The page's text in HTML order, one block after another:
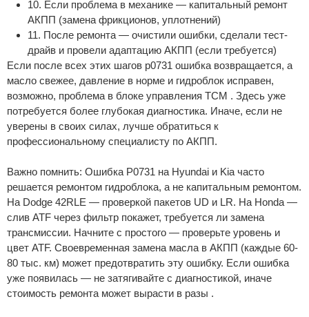
10. Если проблема в механике — капитальный ремонт
АКПП (замена фрикционов, уплотнений)
11. После ремонта — очистили ошибки, сделали тест-
драйв и провели адаптацию АКПП (если требуется)
Если после всех этих шагов p0731 ошибка возвращается, а
масло свежее, давление в норме и гидроблок исправен,
возможно, проблема в блоке управления TCM . Здесь уже
потребуется более глубокая диагностика. Иначе, если не
уверены в своих силах, лучше обратиться к
профессиональному специалисту по АКПП.
Важно помнить: Ошибка P0731 на Hyundai и Kia часто
решается ремонтом гидроблока, а не капитальным ремонтом.
На Dodge 42RLE — проверкой пакетов UD и LR. На Honda —
слив ATF через фильтр покажет, требуется ли замена
трансмиссии. Начните с простого — проверьте уровень и
цвет ATF. Своевременная замена масла в АКПП (каждые 60-
80 тыс. км) может предотвратить эту ошибку. Если ошибка
уже появилась — не затягивайте с диагностикой, иначе
стоимость ремонта может вырасти в разы .